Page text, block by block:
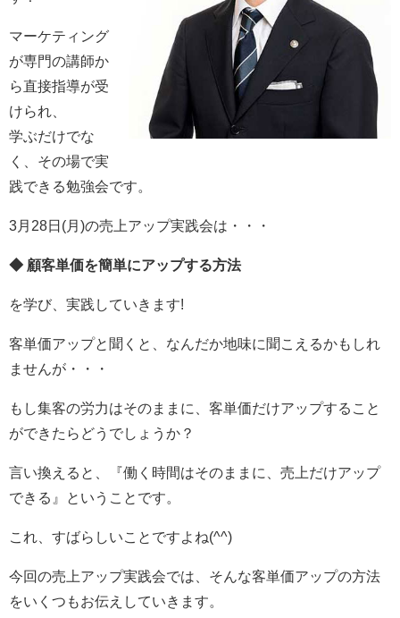
マーケティング
が専門の講師か
ら直接指導が受
けられ、
学ぶだけでな
く、その場で実
践できる勉強会です。
3月28日(月)の売上アップ実践会は・・・
◆ 顧客単価を簡単にアップする方法
を学び、実践していきます!
客単価アップと聞くと、なんだか地味に聞こえるかもしれ
ませんが・・・
もし集客の労力はそのままに、客単価だけアップすること
ができたらどうでしょうか？
言い換えると、『働く時間はそのままに、売上だけアップ
できる』ということです。
これ、すばらしいことですよね(^^)
今回の売上アップ実践会では、そんな客単価アップの方法
をいくつもお伝えしていきます。